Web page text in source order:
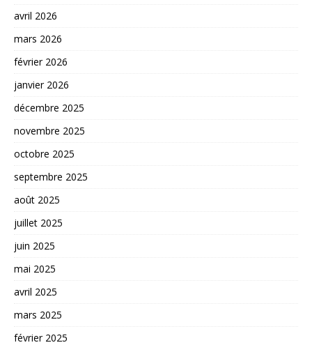
avril 2026
mars 2026
février 2026
janvier 2026
décembre 2025
novembre 2025
octobre 2025
septembre 2025
août 2025
juillet 2025
juin 2025
mai 2025
avril 2025
mars 2025
février 2025